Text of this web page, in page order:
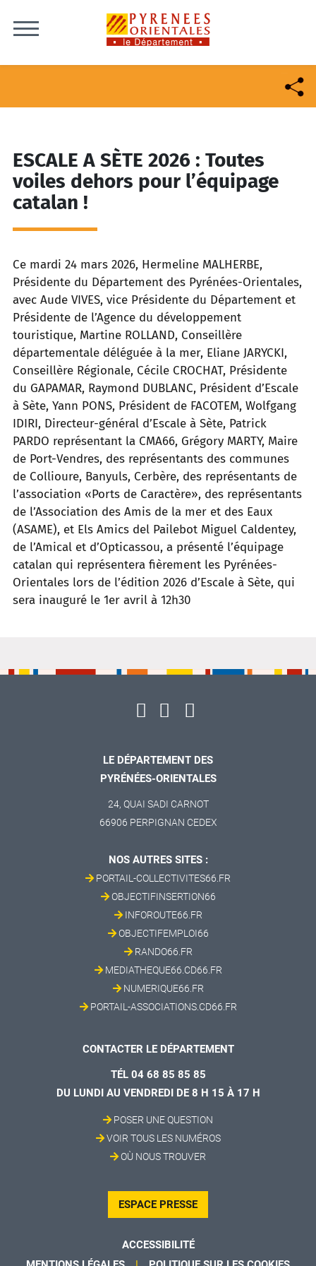
ESCALE A SÈTE 2026 : Toutes
voiles dehors pour l’équipage
catalan !
Ce mardi 24 mars 2026, Hermeline MALHERBE,
Présidente du Département des Pyrénées-Orientales,
avec Aude VIVES, vice Présidente du Département et
Présidente de l’Agence du développement
touristique, Martine ROLLAND, Conseillère
départementale déléguée à la mer, Eliane JARYCKI,
Conseillère Régionale, Cécile CROCHAT, Présidente
du GAPAMAR, Raymond DUBLANC, Président d’Escale
à Sète, Yann PONS, Président de FACOTEM, Wolfgang
IDIRI, Directeur-général d’Escale à Sète, Patrick
PARDO représentant la CMA66, Grégory MARTY, Maire
de Port-Vendres, des représentants des communes
de Collioure, Banyuls, Cerbère, des représentants de
l’association «Ports de Caractère», des représentants
de l’Association des Amis de la mer et des Eaux
(ASAME), et Els Amics del Pailebot Miguel Caldentey,
de l’Amical et d’Opticassou, a présenté l’équipage
catalan qui représentera fièrement les Pyrénées-
Orientales lors de l’édition 2026 d’Escale à Sète, qui
sera inauguré le 1er avril à 12h30
LE DÉPARTEMENT DES
PYRÉNÉES-ORIENTALES
24, QUAI SADI CARNOT
66906 PERPIGNAN CEDEX
NOS AUTRES SITES :
PORTAIL-COLLECTIVITES66.FR
OBJECTIFINSERTION66
INFOROUTE66.FR
OBJECTIFEMPLOI66
RANDO66.FR
MEDIATHEQUE66.CD66.FR
NUMERIQUE66.FR
PORTAIL-ASSOCIATIONS.CD66.FR
CONTACTER LE DÉPARTEMENT
TÉL 04 68 85 85 85
DU LUNDI AU VENDREDI DE 8 H 15 À 17 H
POSER UNE QUESTION
VOIR TOUS LES NUMÉROS
OÙ NOUS TROUVER
ESPACE PRESSE
ACCESSIBILITÉ